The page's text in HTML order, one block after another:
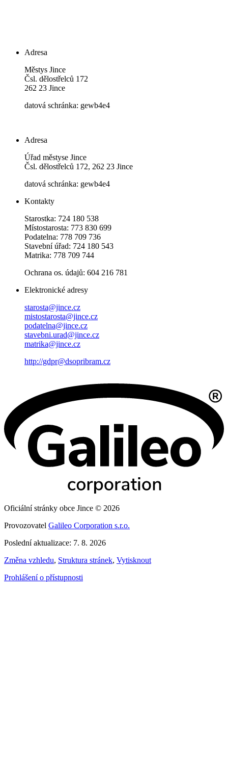
Adresa
Městys Jince
Čsl. dělostřelců 172
262 23 Jince
datová schránka: gewb4e4
Adresa
Úřad městyse Jince
Čsl. dělostřelců 172, 262 23 Jince
datová schránka: gewb4e4
Kontakty
Starostka: 724 180 538
Místostarosta: 773 830 699
Podatelna: 778 709 736
Stavební úřad: 724 180 543
Matrika: 778 709 744
Ochrana os. údajů: 604 216 781
Elektronické adresy
starosta@jince.cz
mistostarosta@jince.cz
podatelna@jince.cz
stavebni.urad@jince.cz
matrika@jince.cz
http://gdpr@dsopribram.cz
Oficiální stránky obce Jince © 2026
Provozovatel Galileo Corporation s.r.o.
Poslední aktualizace: 7. 8. 2026
Změna vzhledu, Struktura stránek, Vytisknout
Prohlášení o přístupnosti